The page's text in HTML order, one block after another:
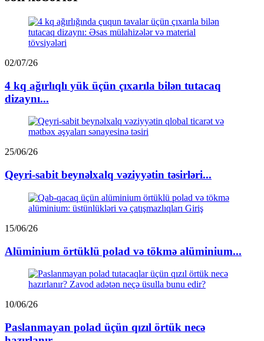
02/07/26
4 kq ağırlıqlı yük üçün çıxarıla bilən tutacaq
dizaynı...
25/06/26
Qeyri-sabit beynəlxalq vəziyyətin təsirləri...
15/06/26
Alüminium örtüklü polad və tökmə alüminium...
10/06/26
Paslanmayan polad üçün qızıl örtük necə